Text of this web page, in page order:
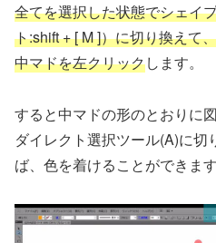
全てを選択した状態でシェイ
ト:shift + [ M ]）に切り換えて、
中マドを左クリックします。
すると中マドの形のとおりに
ダイレクト選択ツール(A)に
ば、色を着けることができます